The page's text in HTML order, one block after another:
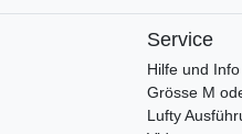
Service
Hilfe und Info
Grösse M
Lufty